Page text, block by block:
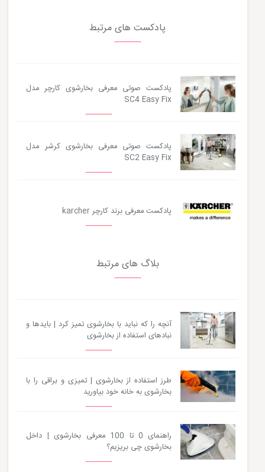
پادکست های مرتبط
پادکست صوتی معرفی بخارشوی کارچر مدل
SC4 Easy Fix
پادکست صوتی معرفی بخارشوی کرشر مدل
SC2 Easy Fix
پادکست معرفی برند کارچر karcher
بلاگ های مرتبط
آنچه را که نباید با بخارشوی تمیز کرد | بایدها و
نبادهای استفاده از بخارشوی
طرز استفاده از بخارشوی | تمیزی و براقی را با
بخارشوی به خانه خود بیاورید
راهنمای 0 تا 100 معرفی بخارشوی | داخل
بخارشوی چی بریزیم؟